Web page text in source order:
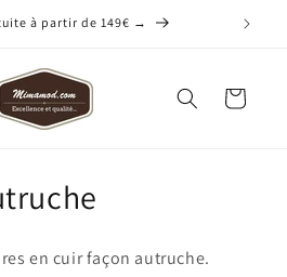
à partir de 149€ →
Panier
en cuir façon autruche.